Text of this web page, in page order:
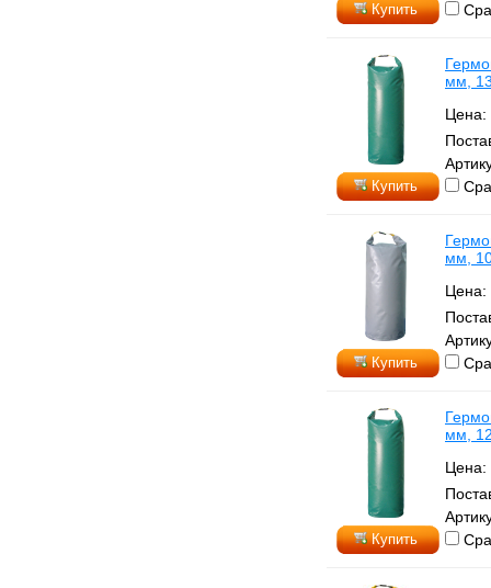
Купить
Купить
мм,
Цена:
Купить
мм,
Цена:
Купить
мм,
Цена: